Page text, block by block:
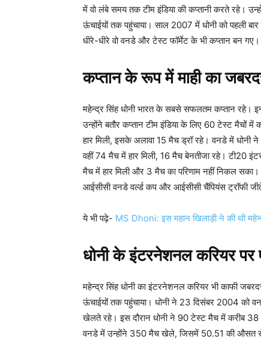
में वो लंबे समय तक टीम इंडिया की कप्तानी करते रहे।
ऊंचाईयों तक पहुंचाया। साल 2007 में धोनी को पहली
धीरे-धीरे वो वनडे और टेस्ट फॉर्मेट के भी कप्तान बन
कप्तान के रूप में माही का
महेन्द्र सिंह धोनी भारत के सबसे सफलतम कप्तान
उन्होंने बतौर कप्तान टीम इंडिया के लिए 60 टेस्ट मैचों में
हार मिली, इसके अलावा 15 मैच ड्रॉ रहे। वनडे में धोनी
वहीं 74 मैच में हार मिली, 16 मैच बेनतीजा रहे। टी20
मैच में हार मिली और 3 मैच का परिणाम नहीं निकल
आईसीसी वनडे वर्ल्ड कप और आईसीसी चैंपियंस ट्रॉफी
ये भी पढ़े- MS Dhoni: इस महान खिलाड़ी ने की थी
धोनी के इंटरनेशनल करियर
महेन्द्र सिंह धोनी का इंटरनेशनल करियर भी काफी
ऊंचाईयों तक पहुंचाया। धोनी ने 23 दिसंबर 2004 को
खेलते रहे। इस दौरान धोनी ने 90 टेस्ट मैच में करीब
वनडे में उन्होंने 350 मैच खेले, जिसमें 50.51 की